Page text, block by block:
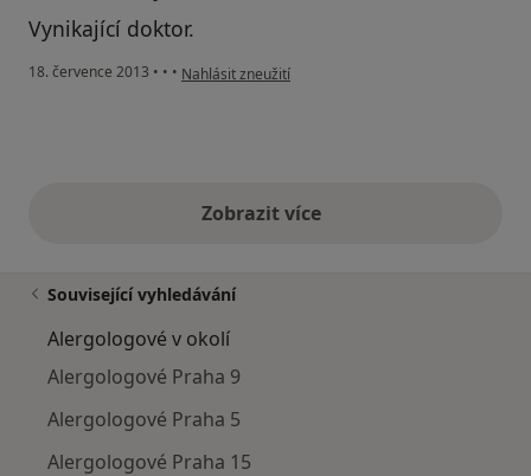
Vynikající doktor.
18. července 2013 • • • podle názoru uživatele Váš účet byl odstraněn
Nahlásit zneužití
Zobrazit vícevýše uvedené názory
Související vyhledávání
Alergologové v okolí
Alergologové Praha 9
Alergologové Praha 5
Alergologové Praha 15